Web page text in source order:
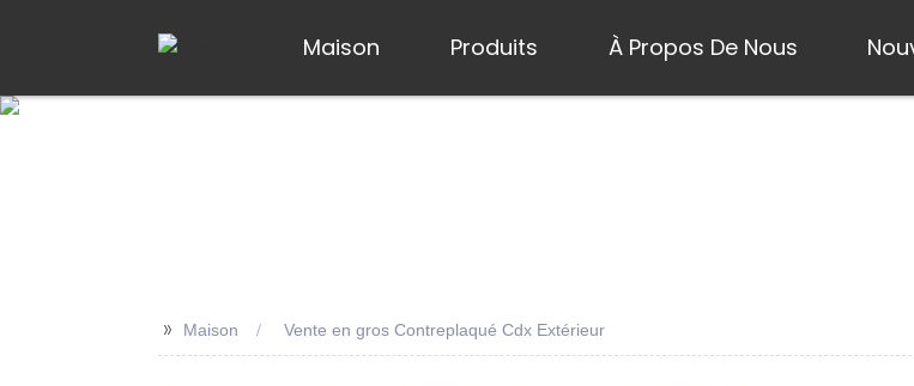
Maison Produits À Propos De Nous
>> Maison Vente en gros Contreplaqué Cdx Extérieur